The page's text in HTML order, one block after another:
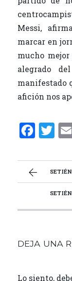
Messi,
marcar en
mucho mejor
alegrado
manifestado
afición nos
F
ce
b
o
T
it
te
r
SETIÉN SOBRE LA ERA
SETIÉN SOBRE LOS
DEJA UNA
Lo siento,